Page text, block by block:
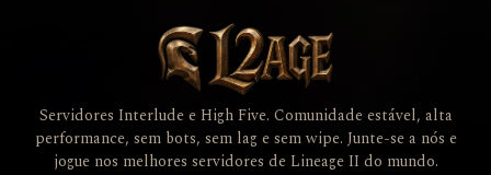
Servidores Interlude e High Five. Comunidade estável, alta
performance, sem bots, sem lag e sem wipe. Junte-se a nós e
jogue nos melhores servidores de Lineage II do mundo.